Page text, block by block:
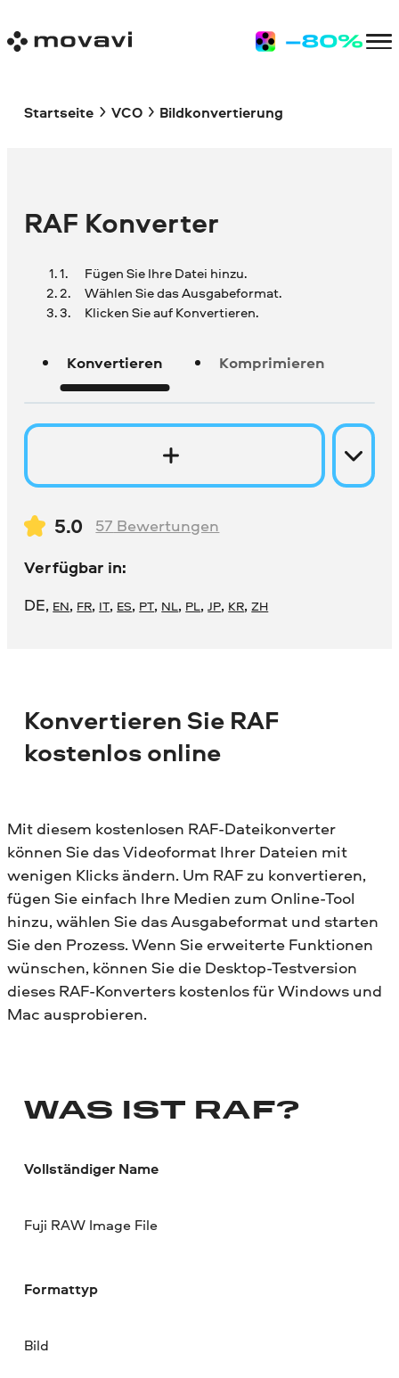
Startseite VCO Bildkonvertierung
RAF Konverter
Fügen Sie Ihre Datei hinzu.
Wählen Sie das Ausgabeformat.
Klicken Sie auf Konvertieren.
Konvertieren Komprimieren
5.0 57 Bewertungen
Verfügbar in:
DE, EN, FR, IT, ES, PT, NL, PL,JP, KR,ZH
Konvertieren Sie RAF
kostenlos online
Mit diesem kostenlosen RAF-Dateikonverter
können Sie das Videoformat Ihrer Dateien mit
wenigen Klicks ändern. Um RAF zu konvertieren,
fügen Sie einfach Ihre Medien zum Online-Tool
hinzu, wählen Sie das Ausgabeformat und starten
Sie den Prozess. Wenn Sie erweiterte Funktionen
wünschen, können Sie die Desktop-Testversion
dieses RAF-Konverters kostenlos für Windows und
Mac ausprobieren.
WAS IST RAF?
Vollständiger Name
Fuji RAW Image File
Formattyp
Bild